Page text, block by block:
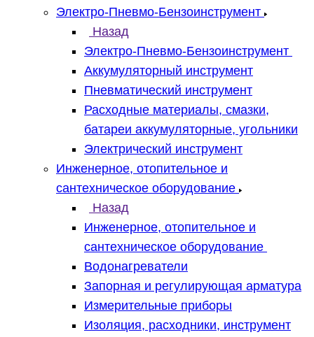
Электро-Пневмо-Бензоинструмент
Назад
Электро-Пневмо-Бензоинструмент
Аккумуляторный инструмент
Пневматический инструмент
Расходные материалы, смазки,
батареи аккумуляторные, угольники
Электрический инструмент
Инженерное, отопительное и
сантехническое оборудование
Назад
Инженерное, отопительное и
сантехническое оборудование
Водонагреватели
Запорная и регулирующая арматура
Измерительные приборы
Изоляция, расходники, инструмент